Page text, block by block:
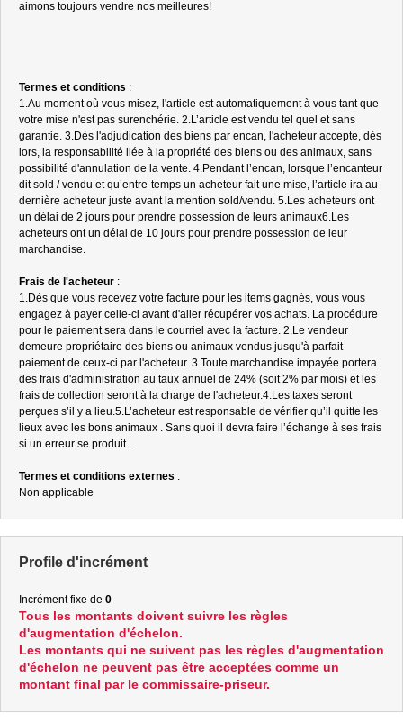
aimons toujours vendre nos meilleures!
Termes et conditions :
1.Au moment où vous misez, l'article est automatiquement à vous tant que
votre mise n'est pas surenchérie. 2.L’article est vendu tel quel et sans
garantie. 3.Dès l'adjudication des biens par encan, l'acheteur accepte, dès
lors, la responsabilité liée à la propriété des biens ou des animaux, sans
possibilité d'annulation de la vente. 4.Pendant l’encan, lorsque l’encanteur
dit sold / vendu et qu’entre-temps un acheteur fait une mise, l’article ira au
dernière acheteur juste avant la mention sold/vendu. 5.Les acheteurs ont
un délai de 2 jours pour prendre possession de leurs animaux6.Les
acheteurs ont un délai de 10 jours pour prendre possession de leur
marchandise.
Frais de l'acheteur :
1.Dès que vous recevez votre facture pour les items gagnés, vous vous
engagez à payer celle-ci avant d'aller récupérer vos achats. La procédure
pour le paiement sera dans le courriel avec la facture. 2.Le vendeur
demeure propriétaire des biens ou animaux vendus jusqu'à parfait
paiement de ceux-ci par l'acheteur. 3.Toute marchandise impayée portera
des frais d'administration au taux annuel de 24% (soit 2% par mois) et les
frais de collection seront à la charge de l'acheteur.4.Les taxes seront
perçues s’il y a lieu.5.L’acheteur est responsable de vérifier qu’il quitte les
lieux avec les bons animaux . Sans quoi il devra faire l’échange à ses frais
si un erreur se produit .
Termes et conditions externes :
Non applicable
Profile d'incrément
Incrément fixe de 0
Tous les montants doivent suivre les règles
d'augmentation d'échelon.
Les montants qui ne suivent pas les règles d'augmentation
d'échelon ne peuvent pas être acceptées comme un
montant final par le commissaire-priseur.